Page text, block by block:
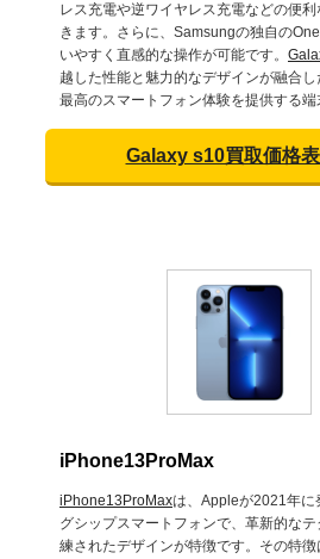
レス充電や逆ワイヤレス充電などの便
きます。さらに、Samsungの独自の
いやすく直感的な操作が可能です。
越した性能と魅力的なデザインが融合
最高のスマートフォン体験を提供する端
Galaxy s10買取価格
iPhone13ProMax
iPhone13ProMaxは、Appleが2021年に
グシップスマートフォンで、革新的な
練されたデザインが特徴です。その特徴